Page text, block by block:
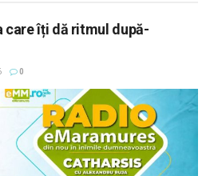
care îți dă ritmul după-
0